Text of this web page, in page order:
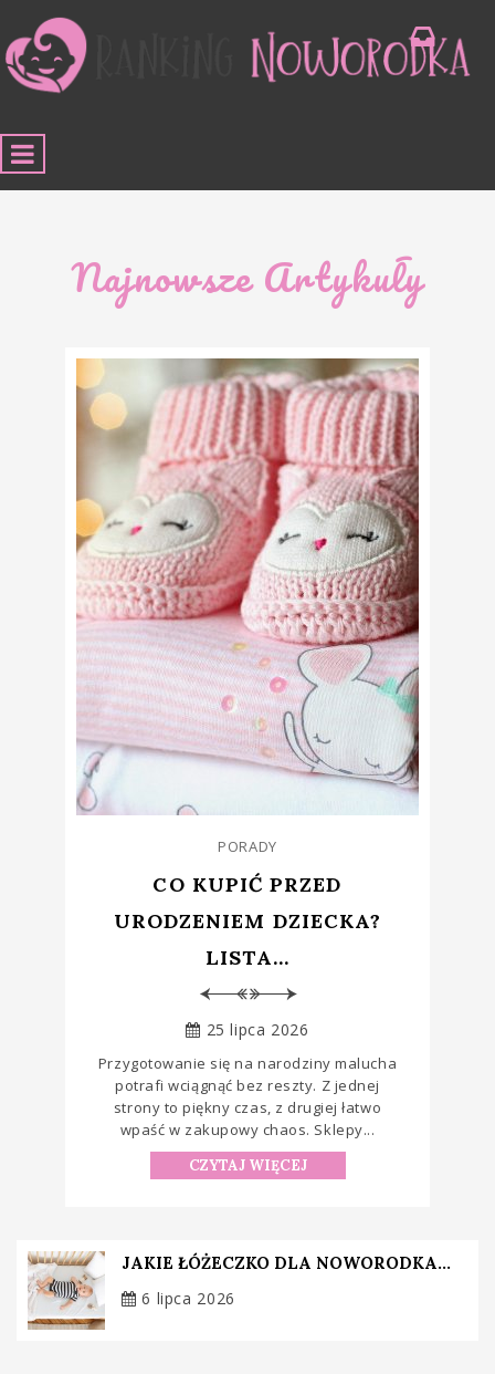
Najnowsze Artykuły
PORADY
CO KUPIĆ PRZED
URODZENIEM DZIECKA?
LISTA...
25 lipca 2026
Przygotowanie się na narodziny malucha
potrafi wciągnąć bez reszty. Z jednej
strony to piękny czas, z drugiej łatwo
wpaść w zakupowy chaos. Sklepy...
CZYTAJ WIĘCEJ
JAKIE ŁÓŻECZKO DLA NOWORODKA...
6 lipca 2026